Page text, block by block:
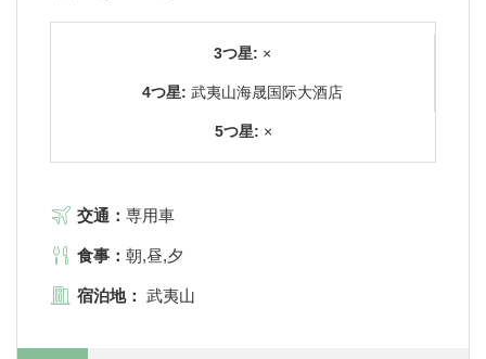
3つ星: ×
4つ星: 武夷山海晟国际大酒店
5つ星: ×
交通： 専用車
食事： 朝,昼,夕
宿泊地： 武夷山